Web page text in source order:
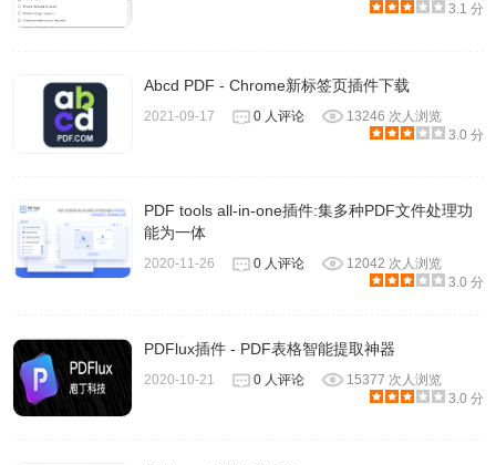
3.1 分
Abcd PDF - Chrome新标签页插件下载
2021-09-17 0 人评论
13246 次人浏览
3.0 分
PDF tools all-in-one插件:集多种PDF文件处理功
能为一体
2020-11-26 0 人评论
12042 次人浏览
3.0 分
PDFlux插件 - PDF表格智能提取神器
2020-10-21 0 人评论
15377 次人浏览
3.0 分